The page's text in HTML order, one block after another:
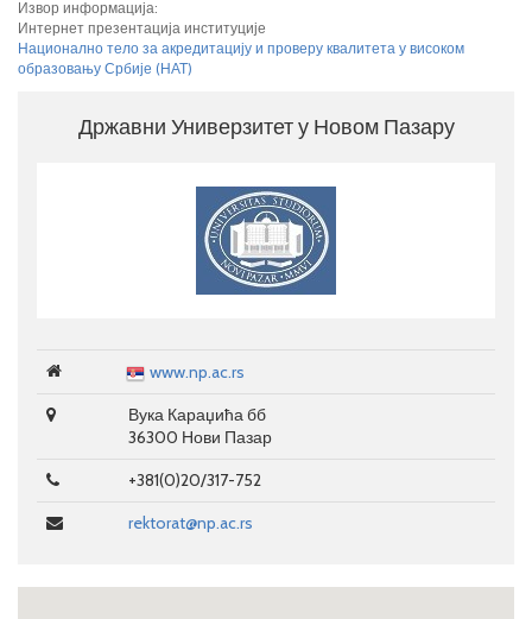
Извор информација:
Интернет презентација институције
Национално тело за акредитацију и проверу квалитета у високом
образовању Србије (НАТ)
Државни Универзитет у Новом Пазару
www.np.ac.rs
Вука Караџића бб
36300 Нови Пазар
+381(0)20/317-752
rektorat@np.ac.rs